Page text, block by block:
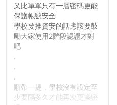
又比單單只有一層密碼更能
保護帳號安全
學校要推資安的話應該要鼓
勵大家使用2階段認證才對
吧
.
.
.
順帶一提，學校沒有設定至
少要隔多久才能再次更換密